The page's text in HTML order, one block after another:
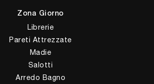
Zona Giorno
Librerie
Pareti Attrezzate
Madie
Salotti
Arredo Bagno